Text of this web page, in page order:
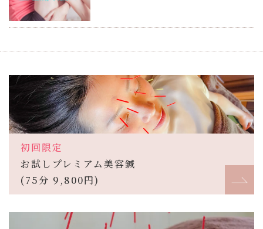
初回限定
お試しプレミアム美容鍼
(75分 9,800円)